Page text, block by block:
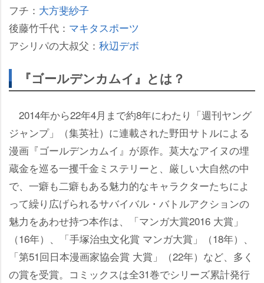
フチ： 大方斐紗子
後藤竹千代： マキタスポーツ
アシリパの大叔父： 秋辺デボ
『ゴールデンカムイ』とは？
2014年から22年4月まで約8年にわたり「週刊ヤング
ジャンプ」（集英社）に連載された野田サトルによる
漫画『ゴールデンカムイ』が原作。莫大なアイヌの埋
蔵金を巡る一攫千金ミステリーと、厳しい大自然の中
で、一癖も二癖もある魅力的なキャラクターたちによ
って繰り広げられるサバイバル・バトルアクションの
魅力をあわせ持つ本作は、「マンガ大賞2016 大賞」
（16年）、「手塚治虫文化賞 マンガ大賞」（18年）、
「第51回日本漫画家協会賞 大賞」（22年）など、多く
の賞を受賞。コミックスは全31巻でシリーズ累計発行